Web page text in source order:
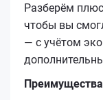
Разберём
чтобы вы
— с учётом